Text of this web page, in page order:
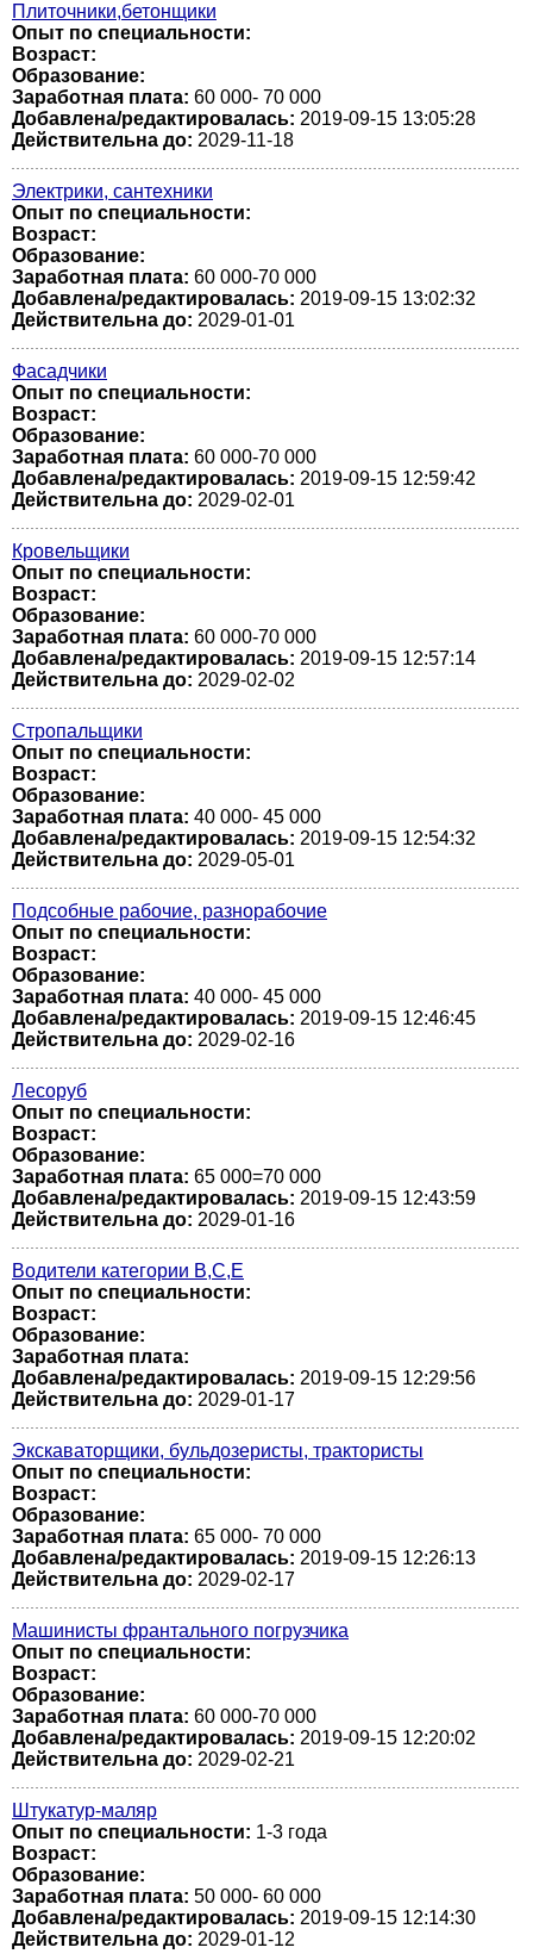
Плиточники,бетонщики
Опыт по специальности:
Возраст:
Образование:
Заработная плата: 60 000- 70 000
Добавлена/редактировалась: 2019-09-15 13:05:28
Действительна до: 2029-11-18
Электрики, сантехники
Опыт по специальности:
Возраст:
Образование:
Заработная плата: 60 000-70 000
Добавлена/редактировалась: 2019-09-15 13:02:32
Действительна до: 2029-01-01
Фасадчики
Опыт по специальности:
Возраст:
Образование:
Заработная плата: 60 000-70 000
Добавлена/редактировалась: 2019-09-15 12:59:42
Действительна до: 2029-02-01
Кровельщики
Опыт по специальности:
Возраст:
Образование:
Заработная плата: 60 000-70 000
Добавлена/редактировалась: 2019-09-15 12:57:14
Действительна до: 2029-02-02
Стропальщики
Опыт по специальности:
Возраст:
Образование:
Заработная плата: 40 000- 45 000
Добавлена/редактировалась: 2019-09-15 12:54:32
Действительна до: 2029-05-01
Подсобные рабочие, разнорабочие
Опыт по специальности:
Возраст:
Образование:
Заработная плата: 40 000- 45 000
Добавлена/редактировалась: 2019-09-15 12:46:45
Действительна до: 2029-02-16
Лесоруб
Опыт по специальности:
Возраст:
Образование:
Заработная плата: 65 000=70 000
Добавлена/редактировалась: 2019-09-15 12:43:59
Действительна до: 2029-01-16
Водители категории В,С,Е
Опыт по специальности:
Возраст:
Образование:
Заработная плата:
Добавлена/редактировалась: 2019-09-15 12:29:56
Действительна до: 2029-01-17
Экскаваторщики, бульдозеристы, трактористы
Опыт по специальности:
Возраст:
Образование:
Заработная плата: 65 000- 70 000
Добавлена/редактировалась: 2019-09-15 12:26:13
Действительна до: 2029-02-17
Машинисты франтального погрузчика
Опыт по специальности:
Возраст:
Образование:
Заработная плата: 60 000-70 000
Добавлена/редактировалась: 2019-09-15 12:20:02
Действительна до: 2029-02-21
Штукатур-маляр
Опыт по специальности: 1-3 года
Возраст:
Образование:
Заработная плата: 50 000- 60 000
Добавлена/редактировалась: 2019-09-15 12:14:30
Действительна до: 2029-01-12